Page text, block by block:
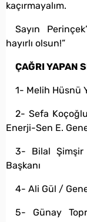
kaçırmayalım.
Sayın
hayırlı olsun!”
ÇAĞRI YAPAN
1- Melih Hüsnü
2- Sefa
Enerji-Sen E.
3- Bilal Şimşir
Başkanı
4- Ali Gül /
5- Günay